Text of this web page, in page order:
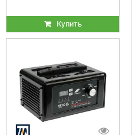
Купить